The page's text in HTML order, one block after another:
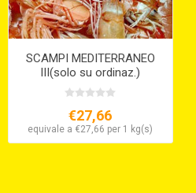
SCAMPI MEDITERRANEO
III(solo su ordinaz.)
€27,66
equivale a €27,66 per 1 kg(s)